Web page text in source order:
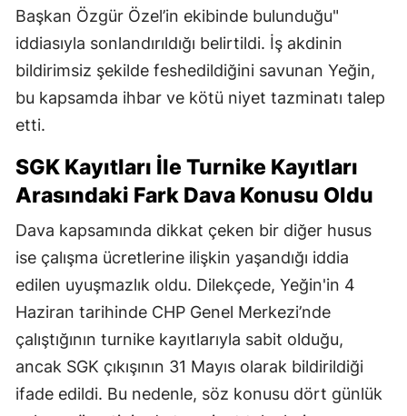
Başkan Özgür Özel’in ekibinde bulunduğu"
iddiasıyla sonlandırıldığı belirtildi. İş akdinin
bildirimsiz şekilde feshedildiğini savunan Yeğin,
bu kapsamda ihbar ve kötü niyet tazminatı talep
etti.
SGK Kayıtları İle Turnike Kayıtları
Arasındaki Fark Dava Konusu Oldu
Dava kapsamında dikkat çeken bir diğer husus
ise çalışma ücretlerine ilişkin yaşandığı iddia
edilen uyuşmazlık oldu. Dilekçede, Yeğin'in 4
Haziran tarihinde CHP Genel Merkezi’nde
çalıştığının turnike kayıtlarıyla sabit olduğu,
ancak SGK çıkışının 31 Mayıs olarak bildirildiği
ifade edildi. Bu nedenle, söz konusu dört günlük